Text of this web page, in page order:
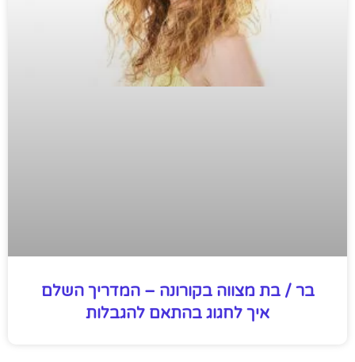
בר / בת מצווה בקורונה – המדריך השלם
איך לחגוג בהתאם להגבלות